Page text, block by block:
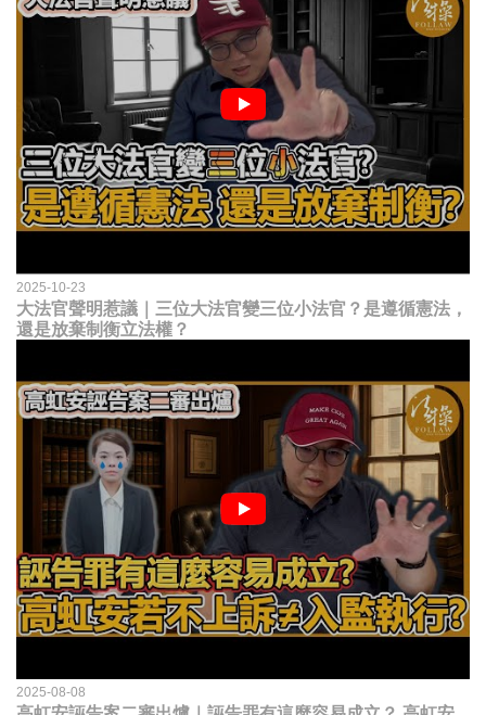
2025-10-23
大法官聲明惹議｜三位大法官變三位小法官？是遵循憲法，
還是放棄制衡立法權？
2025-08-08